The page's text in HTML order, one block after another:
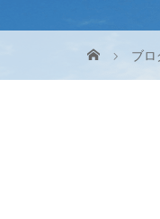
ブロ